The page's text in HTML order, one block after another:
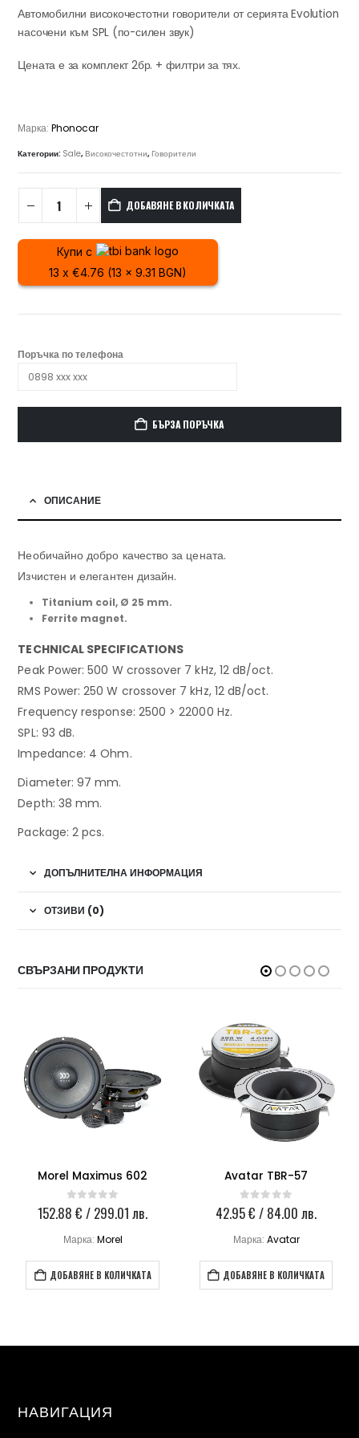
was:
60.84 €
118.99 лв..
е:
Автомобилни високочестотни говорители от серията Evolution
насочени към SPL (по-силен звук)
Цената е за комплект 2бр. + филтри за тях.
Марка:Phonocar
Категории: Sale,Високочестотни,Говорители
ДОБАВЯНЕ В КОЛИЧКАТА
Купи с
13 x €4.76 (13 x 9.31 BGN)
Поръчка по телефона
БЪРЗА ПОРЪЧКА
ОПИСАНИЕ
Необичайно добро качество за цената.
Изчистен и елегантен дизайн.
Titanium coil, Ø 25 mm.
Ferrite magnet.
TECHNICAL SPECIFICATIONS
Peak Power: 500 W crossover 7 kHz, 12 dB/oct.
RMS Power: 250 W crossover 7 kHz, 12 dB/oct.
Frequency response: 2500 > 22000 Hz.
SPL: 93 dB.
Impedance: 4 Ohm.
Diameter: 97 mm.
Depth: 38 mm.
Package: 2 pcs.
ДОПЪЛНИТЕЛНА ИНФОРМАЦИЯ
ОТЗИВИ (0)
СВЪРЗАНИ ПРОДУКТИ
Morel Maximus 602
0 out of 5
152.88€ / 299.01 лв.
Марка: Morel
ДОБАВЯНЕ В КОЛИЧКАТА
Avatar TBR-57
0 out of 5
42.95€ / 84.00 лв.
Марка: Avatar
ДОБАВЯНЕ В КОЛИЧКАТА
НАВИГАЦИЯ